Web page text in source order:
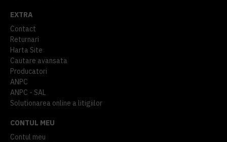
EXTRA
Contact
Returnari
Harta Site
Cautare avansata
Producatori
ANPC
ANPC - SAL
Solutionarea online a litigiilor
CONTUL MEU
Contul meu